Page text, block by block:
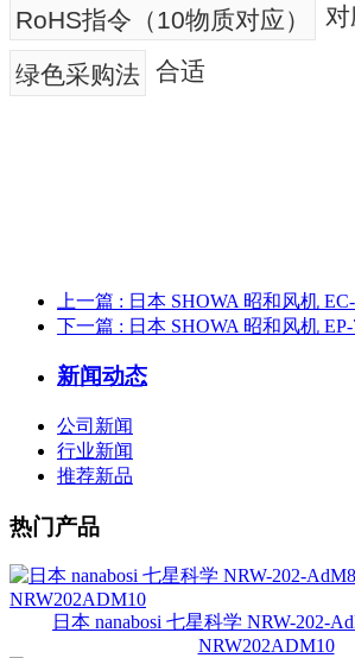
RoHS指令（10物质对应）
绿色采购法 合适
上一篇 : 日本 SHOWA 昭和风机
下一篇 : 日本 SHOWA 昭和风机
新闻动态
公司新闻
行业新闻
推荐新品
热门产品
日本 nanabosi 七星科学 NRW-202-
NRW202ADM10